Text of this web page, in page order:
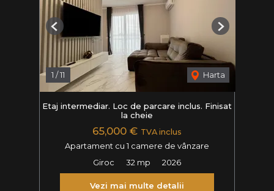
1 /11 Harta
Previous Next
Etaj intermediar. Loc de parcare inclus. Finisat
la cheie
65,000 € TVA inclus
Apartament cu 1 camere de vânzare
Giroc
32 mp 2026
Vezi mai multe detalii